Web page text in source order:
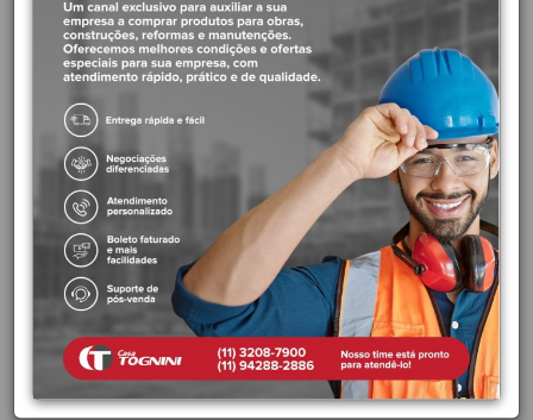
Design moderno:Possui formas perfeitas para uma estética
moderna e elegante, como as bordas infinitas nas cubas,
bacias carenadas e produtos livres de emendas.
Acabamento perfeito:
O acabamento das louças é
realizado com esmalte especial de alta qualidade, que
permite a preservação da cor e brilho por muito mais tempo,
além de facilitar a limpeza.
Escoamento ideal da água:
O design do fundo das cubas
foi desenvolvido com uma inclinação para evitar respingos e
garantir o escoamento perfeito da água
Garantia Toda Vida:A primeira marca de metais e louças
sanitárias brasileira a oferecer garantia sem limite de tempo
para instalações residencias.
Características principais: